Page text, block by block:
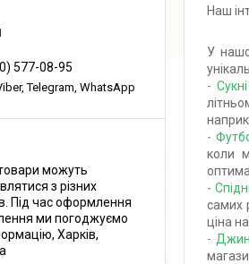
Наш
У
-
-
коли
-
самих
ціна
-
577-08-95
Telegram, WhatsApp
можуть
з різних
Під час оформлення
ми погоджуємо
Харків,